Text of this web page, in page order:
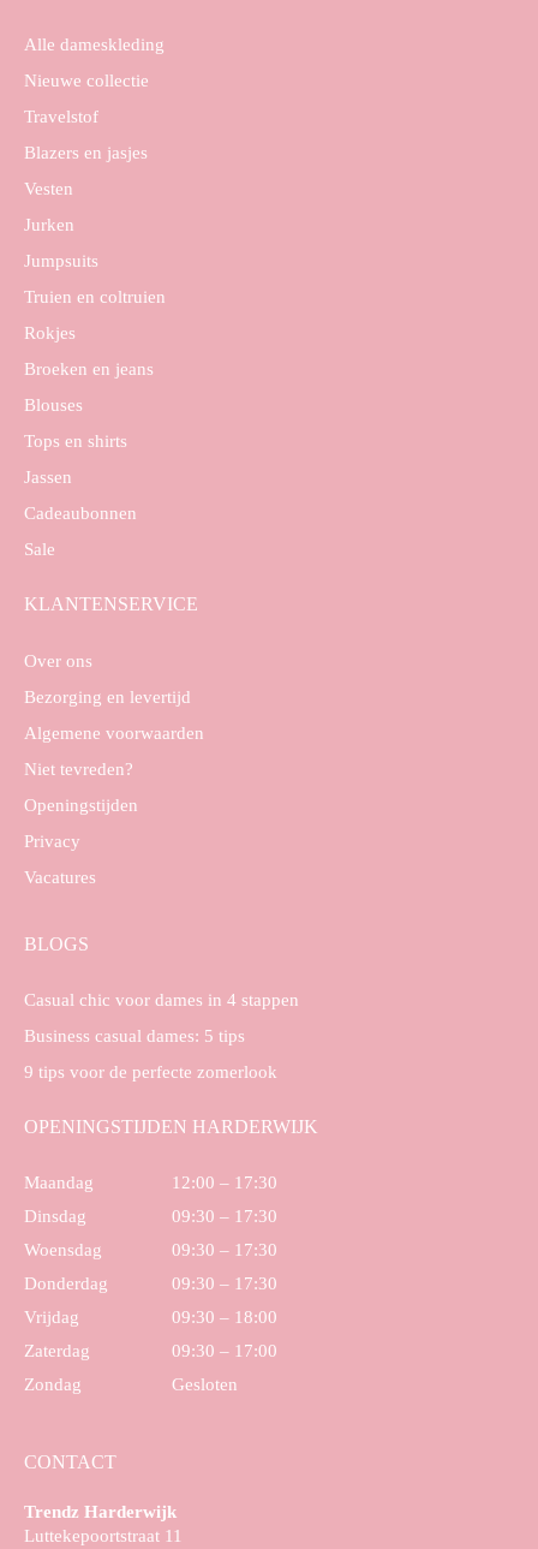
Alle dameskleding
Nieuwe collectie
Travelstof
Blazers en jasjes
Vesten
Jurken
Jumpsuits
Truien en coltruien
Rokjes
Broeken en jeans
Blouses
Tops en shirts
Jassen
Cadeaubonnen
Sale
KLANTENSERVICE
Over ons
Bezorging en levertijd
Algemene voorwaarden
Niet tevreden?
Openingstijden
Privacy
Vacatures
BLOGS
Casual chic voor dames in 4 stappen
Business casual dames: 5 tips
9 tips voor de perfecte zomerlook
OPENINGSTIJDEN HARDERWIJK
Maandag
12:00 – 17:30
Dinsdag
09:30 – 17:30
Woensdag
09:30 – 17:30
Donderdag
09:30 – 17:30
Vrijdag
09:30 – 18:00
Zaterdag
09:30 – 17:00
Zondag
Gesloten
CONTACT
Trendz Harderwijk
Luttekepoortstraat 11